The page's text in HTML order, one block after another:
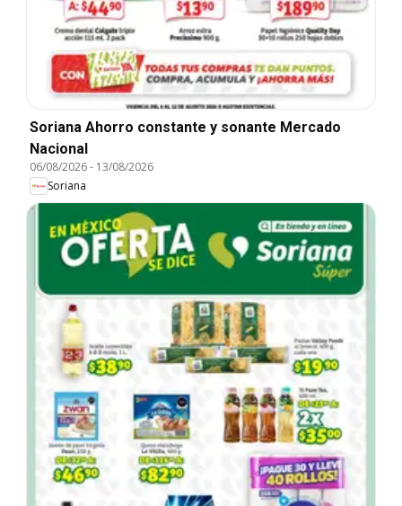
Soriana Ahorro constante y sonante Mercado
Nacional
06/08/2026- 13/08/2026
Soriana